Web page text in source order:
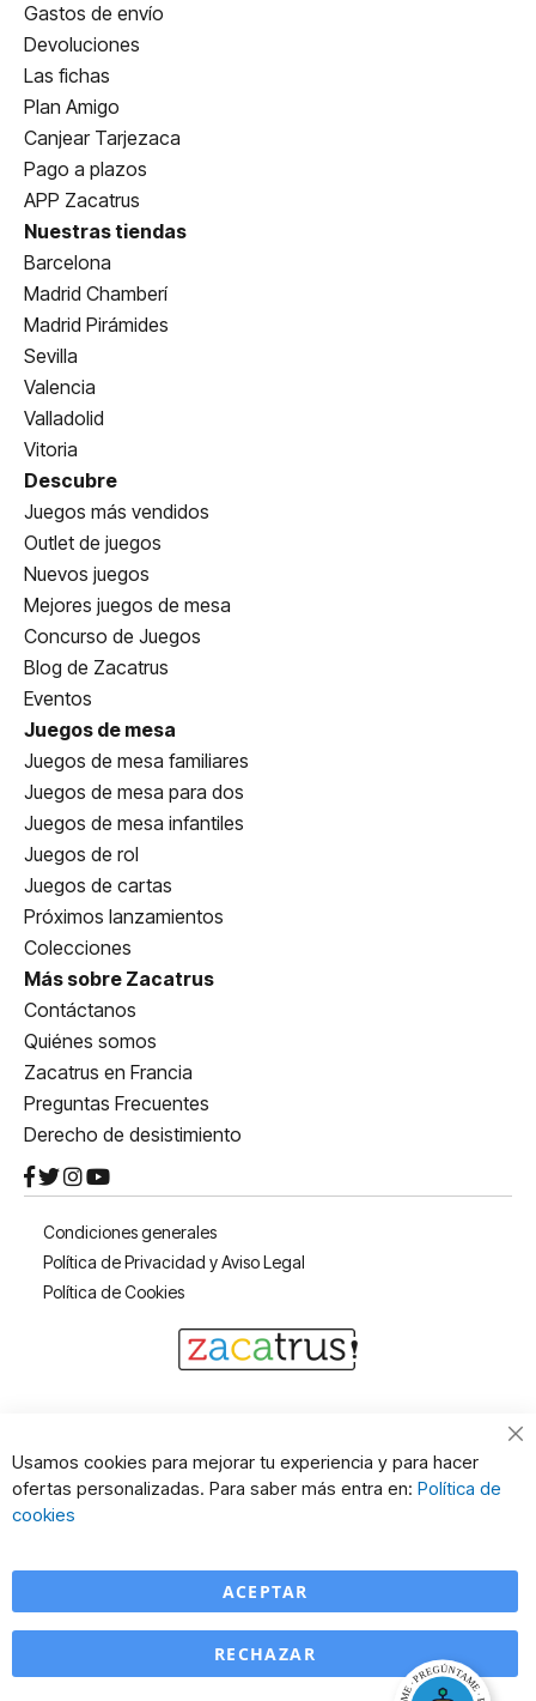
Gastos de envío
Devoluciones
Las fichas
Plan Amigo
Canjear Tarjezaca
Pago a plazos
APP Zacatrus
Nuestras tiendas
Barcelona
Madrid Chamberí
Madrid Pirámides
Sevilla
Valencia
Valladolid
Vitoria
Descubre
Juegos más vendidos
Outlet de juegos
Nuevos juegos
Mejores juegos de mesa
Concurso de Juegos
Blog de Zacatrus
Eventos
Juegos de mesa
Juegos de mesa familiares
Juegos de mesa para dos
Juegos de mesa infantiles
Juegos de rol
Juegos de cartas
Próximos lanzamientos
Colecciones
Más sobre Zacatrus
Contáctanos
Quiénes somos
Zacatrus en Francia
Preguntas Frecuentes
Derecho de desistimiento
Condiciones generales
Política de Privacidad y Aviso Legal
Política de Cookies
Usamos cookies para mejorar tu experiencia y para hacer
ofertas personalizadas. Para saber más entra en: Política de
cookies
ACEPTAR
RECHAZAR